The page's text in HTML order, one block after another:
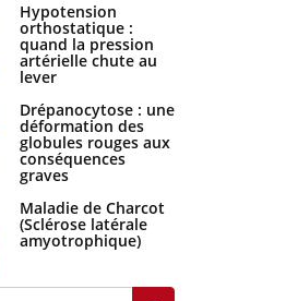
Hypotension
orthostatique :
quand la pression
artérielle chute au
lever
Drépanocytose : une
déformation des
globules rouges aux
conséquences
graves
Maladie de Charcot
(Sclérose latérale
amyotrophique)